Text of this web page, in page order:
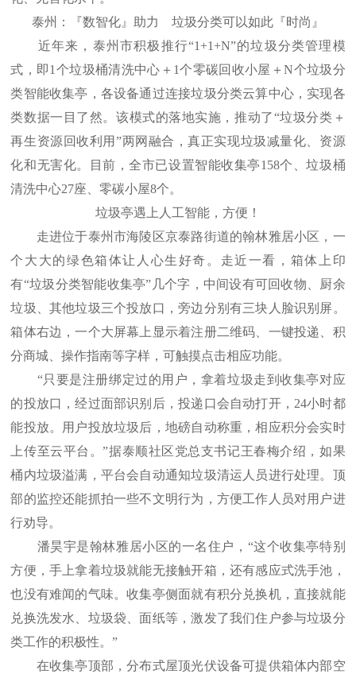
泰州：『数智化』助力 垃圾分类可以如此『时尚』
近年来，泰州市积极推行“1+1+N”的垃圾分类管理模
式，即1个垃圾桶清洗中心＋1个零碳回收小屋＋N个垃圾分
类智能收集亭，各设备通过连接垃圾分类云算中心，实现各
类数据一目了然。该模式的落地实施，推动了“垃圾分类＋
再生资源回收利用”两网融合，真正实现垃圾减量化、资源
化和无害化。目前，全市已设置智能收集亭158个、垃圾桶
清洗中心27座、零碳小屋8个。
垃圾亭遇上人工智能，方便！
走进位于泰州市海陵区京泰路街道的翰林雅居小区，一
个大大的绿色箱体让人心生好奇。走近一看，箱体上印
有“垃圾分类智能收集亭”几个字，中间设有可回收物、厨余
垃圾、其他垃圾三个投放口，旁边分别有三块人脸识别屏。
箱体右边，一个大屏幕上显示着注册二维码、一键投递、积
分商城、操作指南等字样，可触摸点击相应功能。
“只要是注册绑定过的用户，拿着垃圾走到收集亭对应
的投放口，经过面部识别后，投递口会自动打开，24小时都
能投放。用户投放垃圾后，地磅自动称重，相应积分会实时
上传至云平台。”据泰顺社区党总支书记王春梅介绍，如果
桶内垃圾溢满，平台会自动通知垃圾清运人员进行处理。顶
部的监控还能抓拍一些不文明行为，方便工作人员对用户进
行劝导。
潘昊宇是翰林雅居小区的一名住户，“这个收集亭特别
方便，手上拿着垃圾就能无接触开箱，还有感应式洗手池，
也没有难闻的气味。收集亭侧面就有积分兑换机，直接就能
兑换洗发水、垃圾袋、面纸等，激发了我们住户参与垃圾分
类工作的积极性。”
在收集亭顶部，分布式屋顶光伏设备可提供箱体内部空